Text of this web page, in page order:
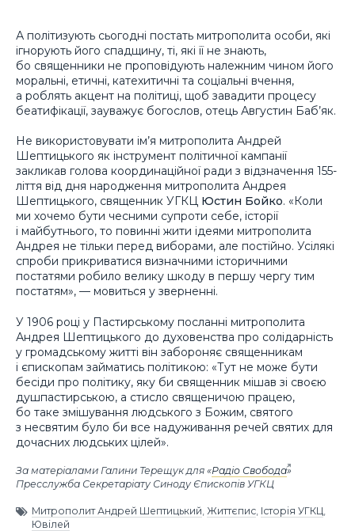
А політизують сьогодні постать митрополита особи, які
ігнорують його спадщину, ті, які її не знають,
бо священники не проповідують належним чином його
моральні, етичні, катехитичні та соціальні вчення,
а роблять акцент на політиці, щоб завадити процесу
беатифікації, зауважує богослов, отець Августин Баб’як.
Не використовувати ім’я митрополита Андрей
Шептицького як інструмент політичної кампанії
закликав голова координаційної ради з відзначення 155-
ліття від дня народження митрополита Андрея
Шептицького, священник УГКЦ Юстин Бойко. «Коли
ми хочемо бути чесними супроти себе, історії
і майбутнього, то повинні жити ідеями митрополита
Андрея не тільки перед виборами, але постійно. Усілякі
спроби прикриватися визначними історичними
постатями робило велику шкоду в першу чергу тим
постатям», — мовиться у зверненні.
У 1906 році у Пастирському посланні митрополита
Андрея Шептицького до духовенства про солідарність
у громадському житті він забороняє священникам
і єпископам займатись політикою: «Тут не може бути
бесіди про політику, яку би священник мішав зі своєю
душпастирською, а стисло священичою працею,
бо таке змішування людського з Божим, святого
з несвятим було би все надуживання речей святих для
дочасних людських цілей».
За матеріалами Галини Терещук для «Радіо Свобода»
Пресслужба Секретаріату Синоду Єпископів УГКЦ
Митрополит Андрей Шептицький Життєпис Історія УГКЦ
Ювілей